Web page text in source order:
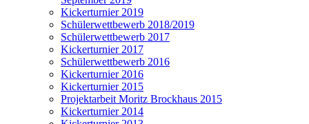
Kickerturnier 2019
Schülerwettbewerb 2018/2019
Schülerwettbewerb 2017
Kickerturnier 2017
Schülerwettbewerb 2016
Kickerturnier 2016
Kickerturnier 2015
Projektarbeit Moritz Brockhaus 2015
Kickerturnier 2014